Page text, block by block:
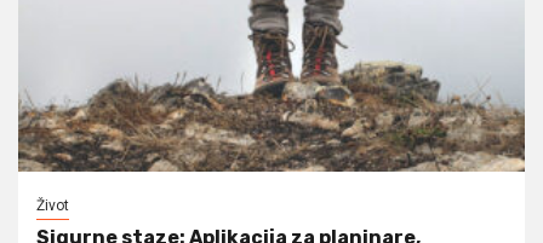
Život
Sigurne staze: Aplikacija za planinare,